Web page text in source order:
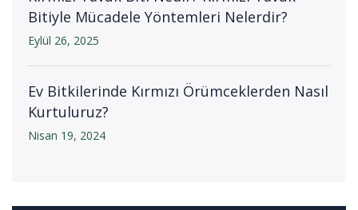
Bitiyle Mücadele Yöntemleri Nelerdir?
Eylül 26, 2025
Ev Bitkilerinde Kırmızı Örümceklerden Nasıl
Kurtuluruz?
Nisan 19, 2024